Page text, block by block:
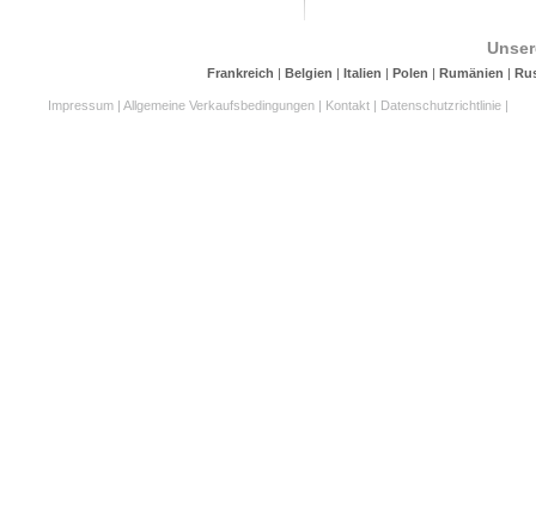
Frankreich | Belgien | Italien | Polen | Rumänien |
Impressum | Allgemeine Verkaufsbedingungen | Kontakt | Datenschutzrichtlinie |